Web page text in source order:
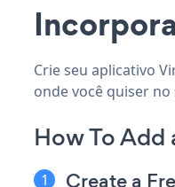
Crie seu aplicativo
onde você quiser no
How To Add
Create a